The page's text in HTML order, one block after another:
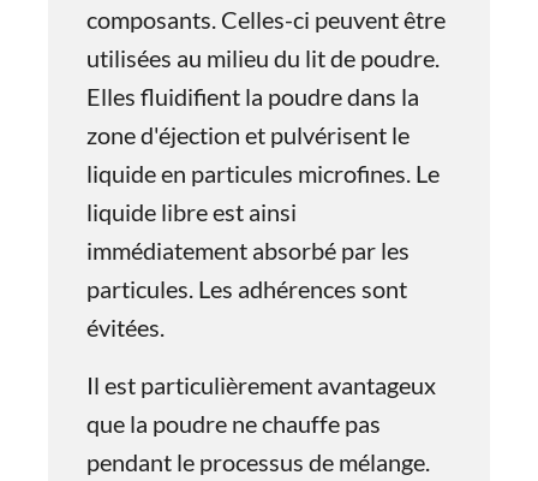
composants. Celles-ci peuvent être
utilisées au milieu du lit de poudre.
Elles fluidifient la poudre dans la
zone d'éjection et pulvérisent le
liquide en particules microfines. Le
liquide libre est ainsi
immédiatement absorbé par les
particules. Les adhérences sont
évitées.
Il est particulièrement avantageux
que la poudre ne chauffe pas
pendant le processus de mélange.